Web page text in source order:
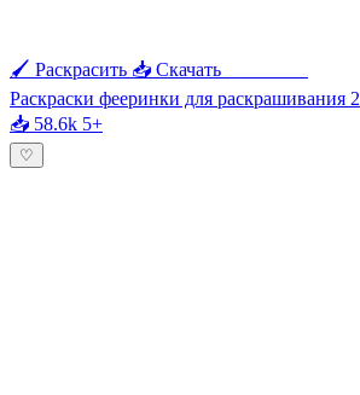
🖌 Раскрасить 📥 Скачать
Раскраски фееринки для раскрашивания 2
📥 58.6k 5+
♡